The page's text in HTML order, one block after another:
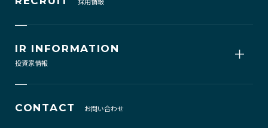
IR INFORMATION
投資家情報
CONTACT お問い合わせ